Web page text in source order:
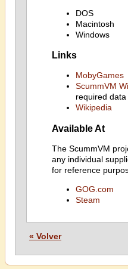
DOS
Macintosh
Windows
Links
MobyGames
ScummVM
required data
Wikipedia
Available At
The ScummVM
any individual
for reference
GOG.com
Steam
« Volver